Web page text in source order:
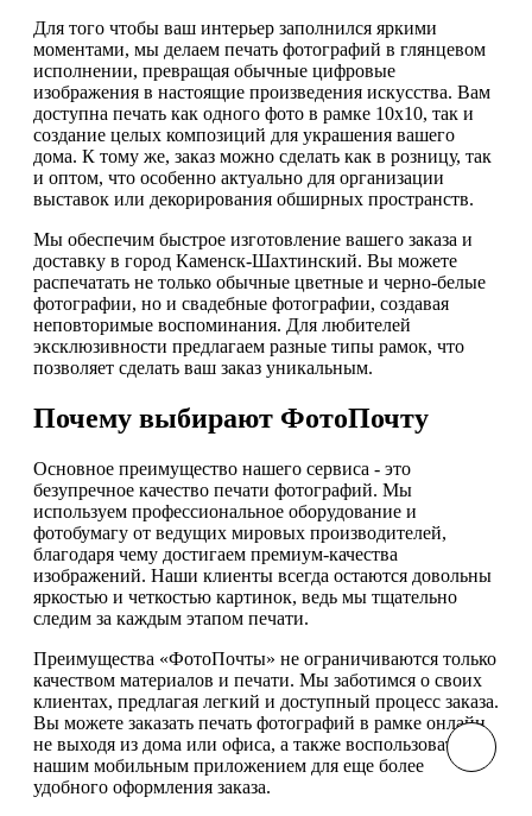
Для того чтобы ваш интерьер заполнился яркими
моментами, мы делаем печать фотографий в глянцевом
исполнении, превращая обычные цифровые
изображения в настоящие произведения искусства. Вам
доступна печать как одного фото в рамке 10х10, так и
создание целых композиций для украшения вашего
дома. К тому же, заказ можно сделать как в розницу, так
и оптом, что особенно актуально для организации
выставок или декорирования обширных пространств.
Мы обеспечим быстрое изготовление вашего заказа и
доставку в город Каменск-Шахтинский. Вы можете
распечатать не только обычные цветные и черно-белые
фотографии, но и свадебные фотографии, создавая
неповторимые воспоминания. Для любителей
эксклюзивности предлагаем разные типы рамок, что
позволяет сделать ваш заказ уникальным.
Почему выбирают ФотоПочту
Основное преимущество нашего сервиса - это
безупречное качество печати фотографий. Мы
используем профессиональное оборудование и
фотобумагу от ведущих мировых производителей,
благодаря чему достигаем премиум-качества
изображений. Наши клиенты всегда остаются довольны
яркостью и четкостью картинок, ведь мы тщательно
следим за каждым этапом печати.
Преимущества «ФотоПочты» не ограничиваются только
качеством материалов и печати. Мы заботимся о своих
клиентах, предлагая легкий и доступный процесс заказа.
Вы можете заказать печать фотографий в рамке онлайн
не выходя из дома или офиса, а также воспользоваться
нашим мобильным приложением для еще более
удобного оформления заказа.